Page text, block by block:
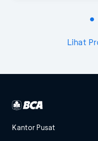
Lihat
Kantor Pusat